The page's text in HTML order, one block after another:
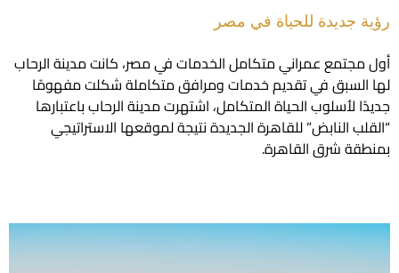
للحياة في مصر
عمراني متكامل الخدمات في مصر، كانت مدينة الرحاب
في تقديم خدمات ومرافق متكاملة شكلت مفهومًا
الحياة المتكامل، اشتهرت مدينة الرحاب باعتبارها
النابض” للقاهرة الجديدة نتيجة لموقعها الاستراتيجي
شرق القاهرة.